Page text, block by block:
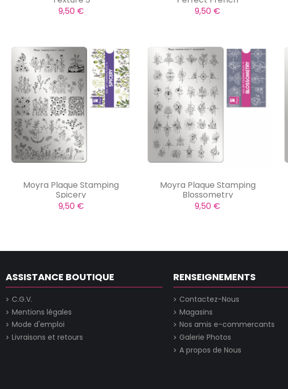
9,50 €
9,50 €
Moyra Plaque Stamping
Spicery
9,50 €
Moyra Plaque Stamping
Blossometry
9,50 €
ASSISTANCE BOUTIQUE
C.G.V.
Mentions légales
Mode d'emploi
Livraisons et retours
RENSEIGNEMENTS
Contactez-Nous
Magasins
Nos amis e-commercants
Galerie Photos
A propos de Nous